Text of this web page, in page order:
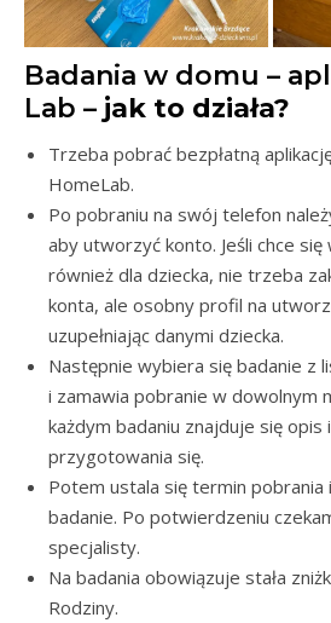
Badania w domu –
Lab – jak to działa?
Trzeba pobrać bezpłatną
HomeLab.
Po pobraniu na swój telefon
aby utworzyć konto. Jeśli chce się
również dla dziecka, nie trzeba
konta, ale osobny profil na
uzupełniając danymi dziecka.
Następnie wybiera się badanie z
i zamawia pobranie w dowolnym
każdym badaniu znajduje się opis
przygotowania się.
Potem ustala się termin pobrania
badanie. Po potwierdzeniu
specjalisty.
Na badania obowiązuje stała
Rodziny.